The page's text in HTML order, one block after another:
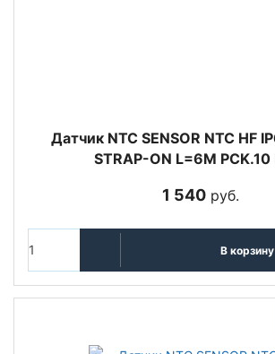
Датчик NTC SENSOR NTC HF
STRAP-ON L=6M PCK.10
1 540 руб.
В корзину